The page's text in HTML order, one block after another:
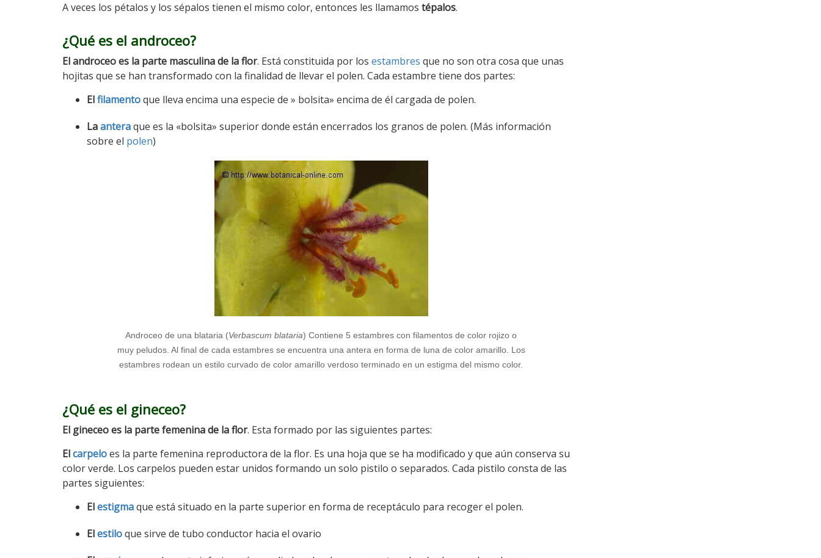
A veces los pétalos y los sépalos tienen el mismo color, entonces les llamamos tépalos.
¿Qué es el androceo?
El androceo es la parte masculina de la flor. Está constituida por los estambres que no son otra cosa que unas
hojitas que se han transformado con la finalidad de llevar el polen. Cada estambre tiene dos partes:
Elfilamentoque lleva encima una especie de » bolsita» encima de él cargada de polen.
Laanteraque es la «bolsita» superior donde están encerrados los granos de polen. (Más información
sobre el polen)
Androceo de una blataria (Verbascum blataria) Contiene 5 estambres con filamentos de color rojizo o
muy peludos. Al final de cada estambres se encuentra una antera en forma de luna de color amarillo. Los
estambres rodean un estilo curvado de color amarillo verdoso terminado en un estigma del mismo color.
¿Qué es el gineceo?
El gineceo es la parte femenina de la flor. Esta formado por las siguientes partes:
Elcarpeloes la parte femenina reproductora de la flor. Es una hoja que se ha modificado y que aún conserva su
color verde. Los carpelos pueden estar unidos formando un solo pistilo o separados. Cada pistilo consta de las
partes siguientes:
Elestigmaque está situado en la parte superior en forma de receptáculo para recoger el polen.
Elestiloque sirve de tubo conductor hacia el ovario